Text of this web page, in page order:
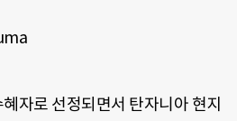
혜자로 선정되면서 탄자니아 현지